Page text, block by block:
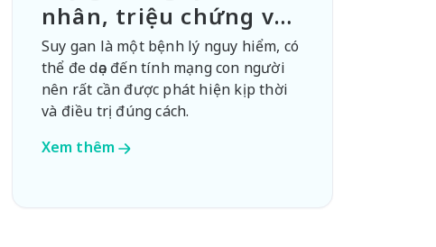
nhân, triệu chứng và
cách điều trị
Suy gan là một bệnh lý nguy hiểm, có
thể đe dọa đến tính mạng con người
nên rất cần được phát hiện kịp thời
và điều trị đúng cách.
Xem thêm